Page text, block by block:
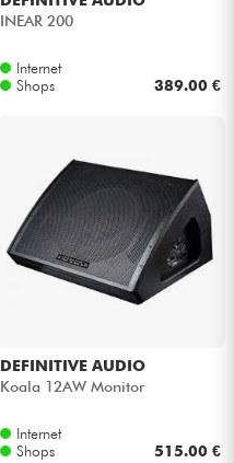
INEAR 200
Internet
Shops
389.00 €
DEFINITIVE AUDIO
Koala 12AW Monitor
Internet
Shops
515.00 €